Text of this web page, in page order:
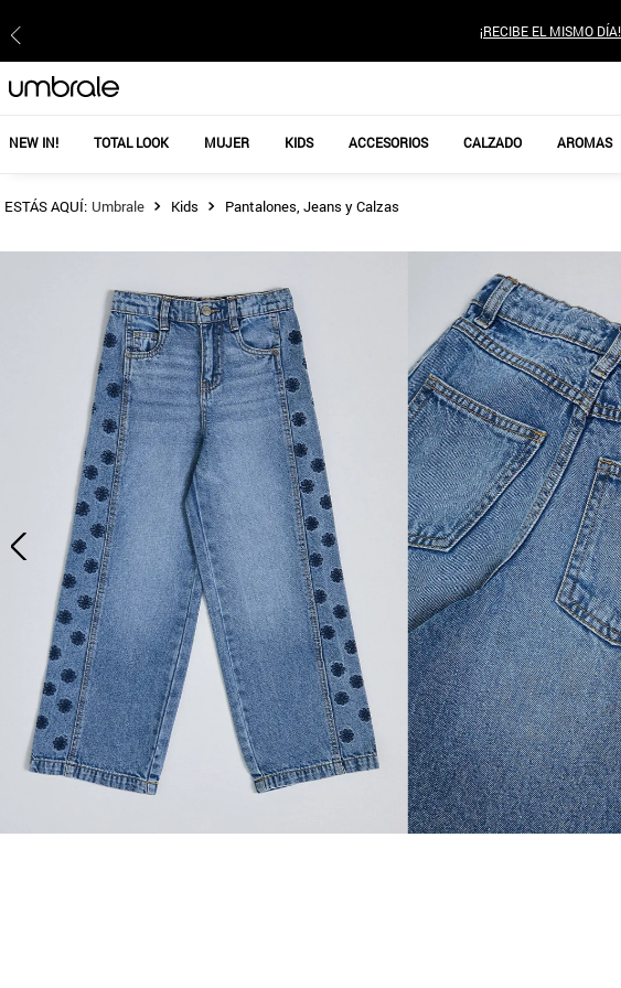
¡RECIBE EL MISMO
NEW IN! TOTAL LOOK MUJER KIDS ACCESORIOS CALZADO AROMAS
Kids Pantalones, Jeans y Calzas
5
6.
7.
8.
9.
10.